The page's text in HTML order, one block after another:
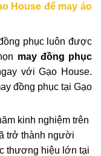
House để may áo
phục luôn được
may đồng phục
với Gạo House.
đồng phục tại Gạo
kinh nghiệm trên
trở thành người
thương hiệu lớn tại